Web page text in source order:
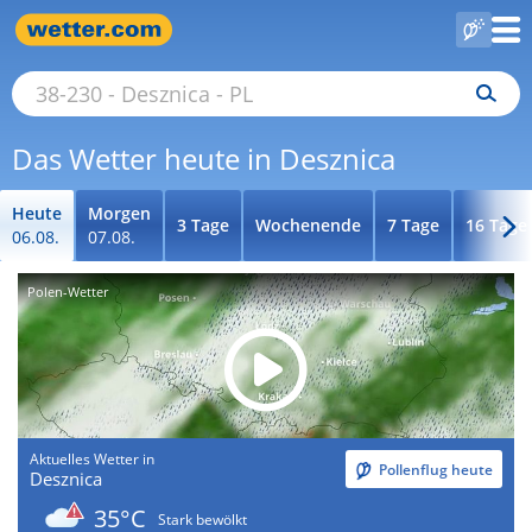
Das Wetter heute in Desznica
Heute
06.08.
Morgen
07.08.
3 Tage Wochenende 7 Tage 16 Tage
Polen-Wetter
Aktuelles Wetter in
Desznica Pollenflug heute
35°C
Stark bewölkt